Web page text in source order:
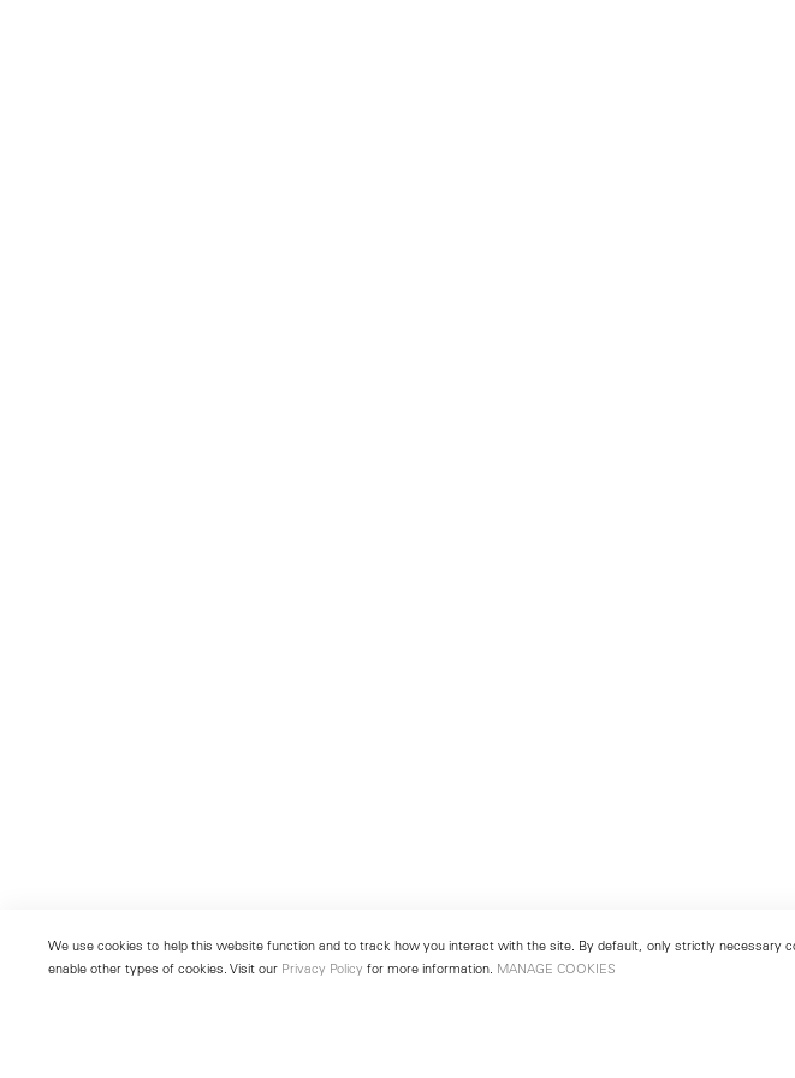
We use cookies to help this website function and to track how you interact with the site. By default, only strictly necessary
enable other types of cookies. Visit our Privacy Policy for more information. MANAGE COOKIES